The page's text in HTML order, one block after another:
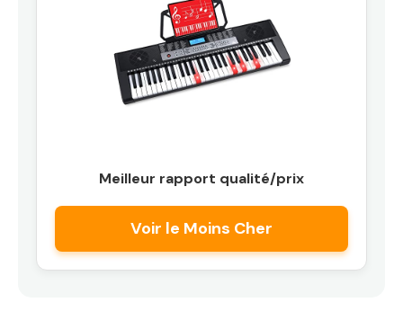
Meilleur rapport qualité/prix
Voir le Moins Cher